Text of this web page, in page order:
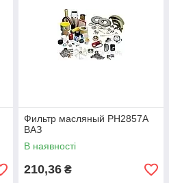
Фильтр масляный PH2857A
ВАЗ
В наявності
210,36 ₴